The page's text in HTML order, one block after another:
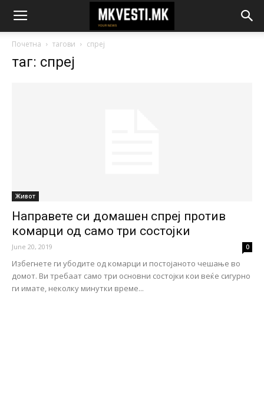
Почетна тагови спреј
таг: спреј
Живот
Направете си домашен спреј против
комарци од само три состојки
June 20, 2019 0
Избегнете ги убодите од комарци и постојаното чешање во
домот. Ви требаат само три основни состојки кои веќе сигурно
ги имате, неколку минутки време...